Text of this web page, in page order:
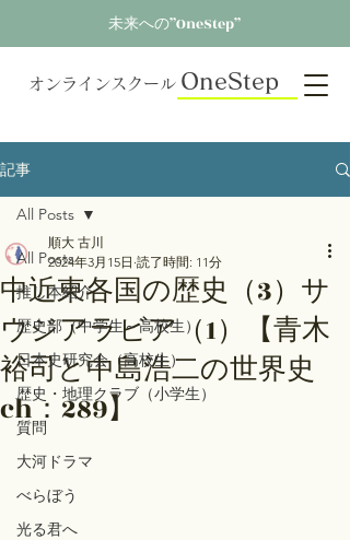
未来への”OneStep”
オンラインスクール OneStep
記事
All Posts
推し本紹介
歴史部（中学生～高校生）
日本史研究会（高校生）
歴史・地理クラブ（小学生）
質問
大河ドラマ
べらぼう
光る君へ
All Posts
中近東各国の歴史（3）サ
ウジアラビア（1）【青木
裕司と中島浩二の世界史
ch：289】
順大 古川
2024年3月15日 読了時間: 11分